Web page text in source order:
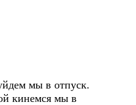
мы в отпуск.
кинемся мы в